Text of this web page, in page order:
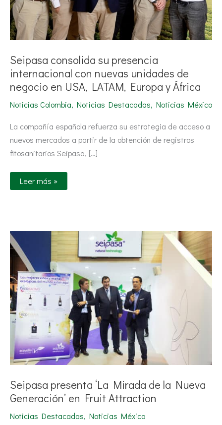
Seipasa consolida su presencia
internacional con nuevas unidades de
negocio en USA, LATAM, Europa y África
Noticias Colombia, Noticias Destacadas, Noticias México
La compañía española refuerza su estrategia de acceso a
nuevos mercados a partir de la obtención de registros
fitosanitarios Seipasa, […]
LATAM,
Europa
y
África
Leer más »
Seipasa presenta ‘La Mirada de la Nueva
Generación’ en Fruit Attraction
Noticias Destacadas, Noticias México
Seipasa
‘La
Mirada
de
la
Nueva
Generación’
Fruit
Attraction